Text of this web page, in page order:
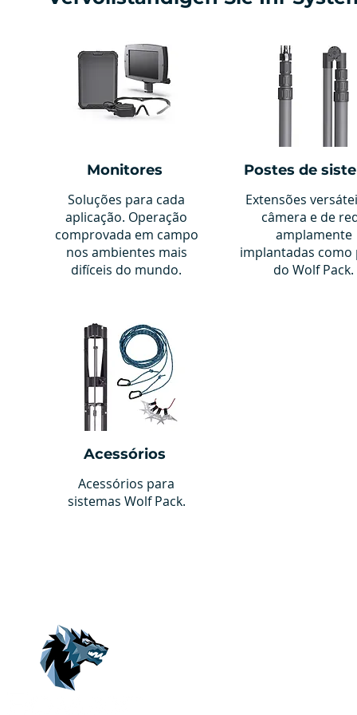
Monitores
Soluções para cada
aplicação. Operação
comprovada em campo
nos ambientes mais
difíceis do mundo.
Acessórios
Acessórios para
sistemas Wolf Pack.
Postes de
Extensões
câmera e de
amplamente
implantadas como
do Wolf Pack.